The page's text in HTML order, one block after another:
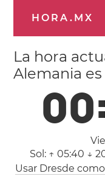
HORA.MX
La hora
Alemania es
00
Sol: ↑ 05:40 ↓
Usar Dresde